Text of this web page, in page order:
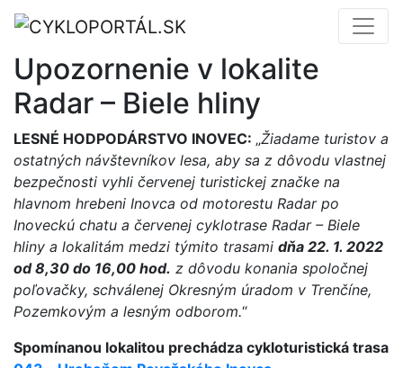
Upozornenie v lokalite
Radar – Biele hliny
LESNÉ HODPODÁRSTVO INOVEC: „Žiadame turistov a
ostatných návštevníkov lesa, aby sa z dôvodu vlastnej
bezpečnosti vyhli červenej turistickej značke na
hlavnom hrebeni Inovca od motorestu Radar po
Inoveckú chatu a červenej cyklotrase Radar – Biele
hliny a lokalitám medzi týmito trasami dňa 22. 1. 2022
od 8,30 do 16,00 hod. z dôvodu konania spoločnej
poľovačky, schválenej Okresným úradom v Trenčíne,
Pozemkovým a lesným odborom.“
Spomínanou lokalitou prechádza cykloturistická trasa